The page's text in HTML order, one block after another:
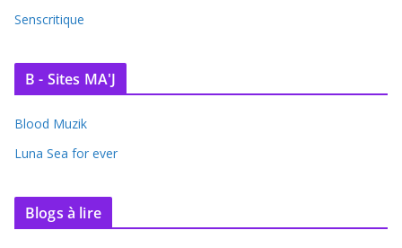
Senscritique
B - Sites MA'J
Blood Muzik
Luna Sea for ever
Blogs à lire